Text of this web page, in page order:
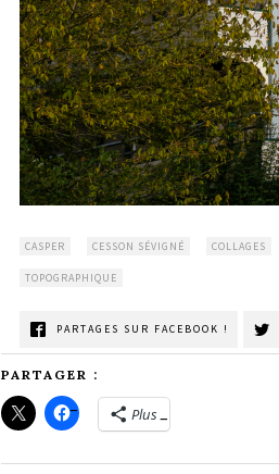
CASPER CESSON SÉVIGNÉ COLLAGES
TOPOGRAPHIQUE
PARTAGES SUR FACEBOOK !
PARTAGER :
Plus